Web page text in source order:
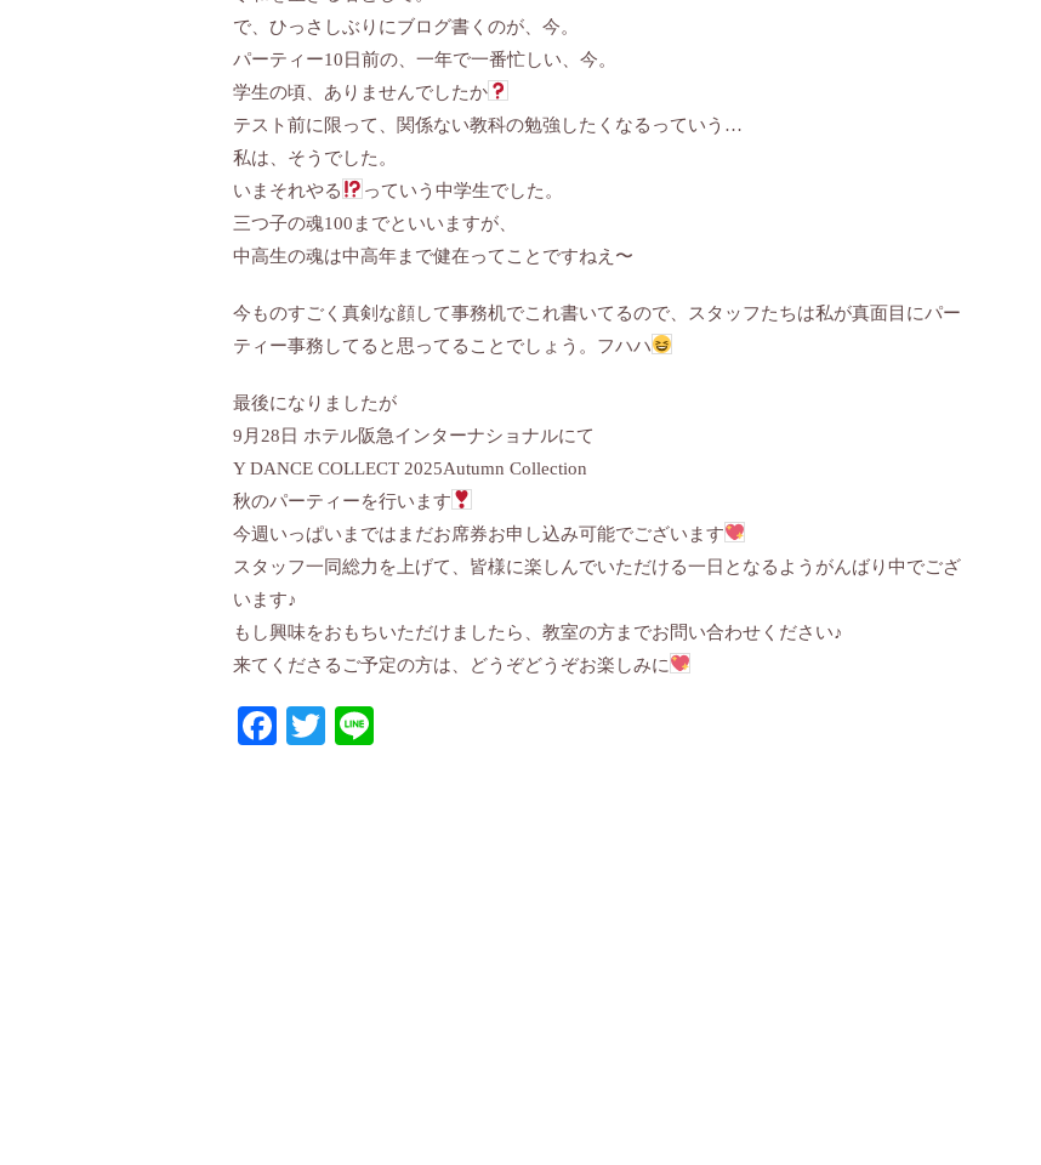
で、ひっさしぶりにブログ書くのが、今。
パーティー10日前の、一年で一番忙しい、今。
学生の頃、ありませんでしたか
テスト前に限って、関係ない教科の勉強したくなるっていう…
私は、そうでした。
いまそれやる
っていう中学生でした。
三つ子の魂100までといいますが、
中高生の魂は中高年まで健在ってことですねえ〜
今ものすごく真剣な顔して事務机でこれ書いてるので、スタッフたちは私が真面目にパー
ティー事務してると思ってることでしょう。フハハ
最後になりましたが
9月28日 ホテル阪急インターナショナルにて
Y DANCE COLLECT 2025Autumn Collection
秋のパーティーを行います
今週いっぱいまではまだお席券お申し込み可能でございます
スタッフ一同総力を上げて、皆様に楽しんでいただける一日となるようがんばり中でござ
います♪
もし興味をおもちいただけましたら、教室の方までお問い合わせください♪
来てくださるご予定の方は、どうぞどうぞお楽しみに
Facebook
Twitter